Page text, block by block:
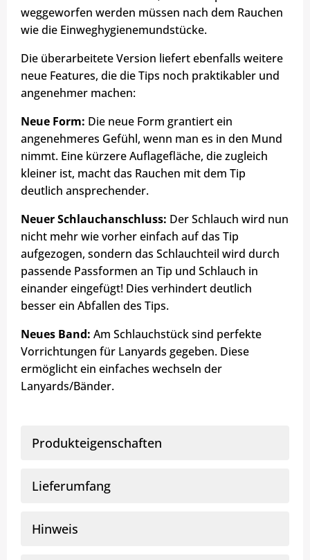
weggeworfen werden müssen nach dem Rauchen
wie die Einweghygienemundstücke.
Die überarbeitete Version liefert ebenfalls weitere
neue Features, die die Tips noch praktikabler und
angenehmer machen:
Neue Form: Die neue Form grantiert ein
angenehmeres Gefühl, wenn man es in den Mund
nimmt. Eine kürzere Auflagefläche, die zugleich
kleiner ist, macht das Rauchen mit dem Tip
deutlich ansprechender.
Neuer Schlauchanschluss: Der Schlauch wird nun
nicht mehr wie vorher einfach auf das Tip
aufgezogen, sondern das Schlauchteil wird durch
passende Passformen an Tip und Schlauch in
einander eingefügt! Dies verhindert deutlich
besser ein Abfallen des Tips.
Neues Band: Am Schlauchstück sind perfekte
Vorrichtungen für Lanyards gegeben. Diese
ermöglicht ein einfaches wechseln der
Lanyards/Bänder.
Produkteigenschaften
Lieferumfang
Hinweis